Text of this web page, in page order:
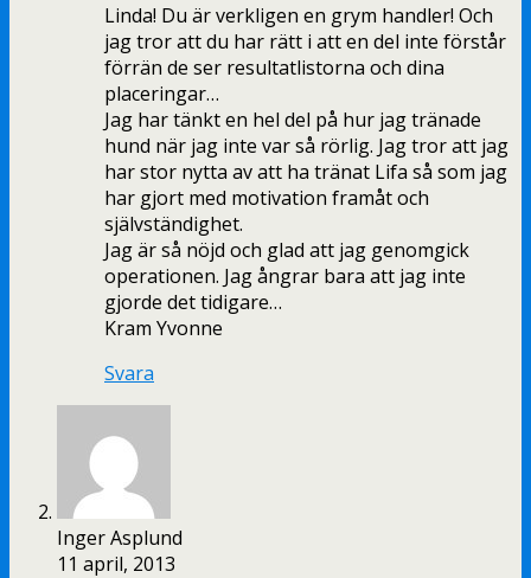
Linda! Du är verkligen en grym handler! Och
jag tror att du har rätt i att en del inte förstår
förrän de ser resultatlistorna och dina
placeringar…
Jag har tänkt en hel del på hur jag tränade
hund när jag inte var så rörlig. Jag tror att jag
har stor nytta av att ha tränat Lifa så som jag
har gjort med motivation framåt och
självständighet.
Jag är så nöjd och glad att jag genomgick
operationen. Jag ångrar bara att jag inte
gjorde det tidigare…
Kram Yvonne
Svara
Inger Asplund
11 april, 2013